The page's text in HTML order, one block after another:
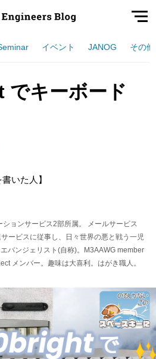
イベント JANOG その他
キーボード
いた人】
ションサービス2部所属。 メールサービス
ービスに従事し、日々世界の悪と戦う一児
バンジェリスト(自称)。M3AAWG member
メンバー。趣味は大喜利。はがき職人。